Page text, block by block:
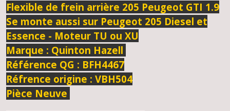
Flexible de frein arrière 205 Peugeot GTI 1.9
Se monte aussi sur Peugeot 205 Diesel et
Essence - Moteur TU ou XU
Marque : Quinton Hazell
Référence QG : BFH4467
Réfrence origine : VBH504
Pièce Neuve